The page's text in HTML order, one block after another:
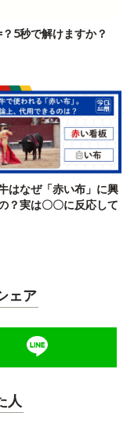
5秒で解けますか？
はなぜ「赤い布」に興
？実は〇〇に反応して
ェア
人